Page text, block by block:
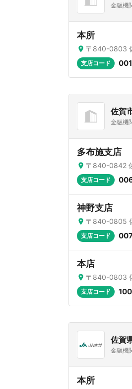
金融機
本所
〒840-0803
支店コード 001
佐賀
金融機
多布施支店
〒840-0842
支店コード
神野支店
〒840-0805
支店コード
本店
〒840-0803
支店コード 100
佐賀
金融機
本所